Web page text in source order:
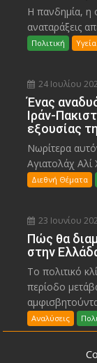
Η πανδημία, η
αναταράξεις
Πολιτική Υγεία
24 Ιουλίου
Ένας
Ιράν-
εξουσίας
Νωρίτερα
Αγιατολάχ Αλί
Διεθνή Θέματα
23 Ιουνίου
Πώς θα
στην
Το πολιτικό
περίοδο
Αναλύσεις